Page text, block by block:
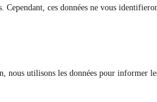
Cependant, ces données ne vous
nous utilisons les données pour informer